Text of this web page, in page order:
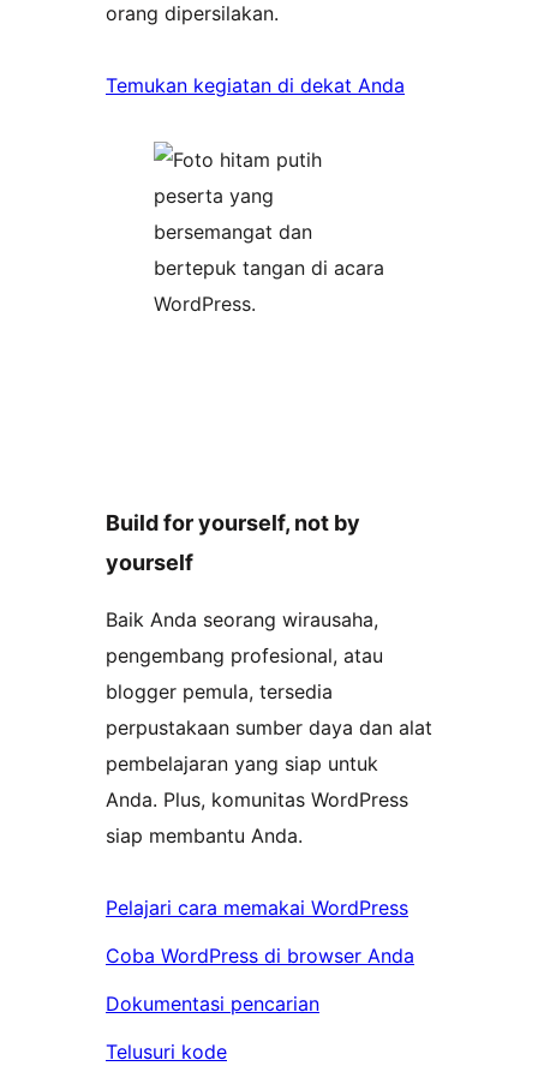
orang dipersilakan.
Temukan kegiatan di dekat Anda
Build for yourself, not by
yourself
Baik Anda seorang wirausaha,
pengembang profesional, atau
blogger pemula, tersedia
perpustakaan sumber daya dan alat
pembelajaran yang siap untuk
Anda. Plus, komunitas WordPress
siap membantu Anda.
Pelajari cara memakai WordPress
Coba WordPress di browser Anda
Dokumentasi pencarian
Telusuri kode